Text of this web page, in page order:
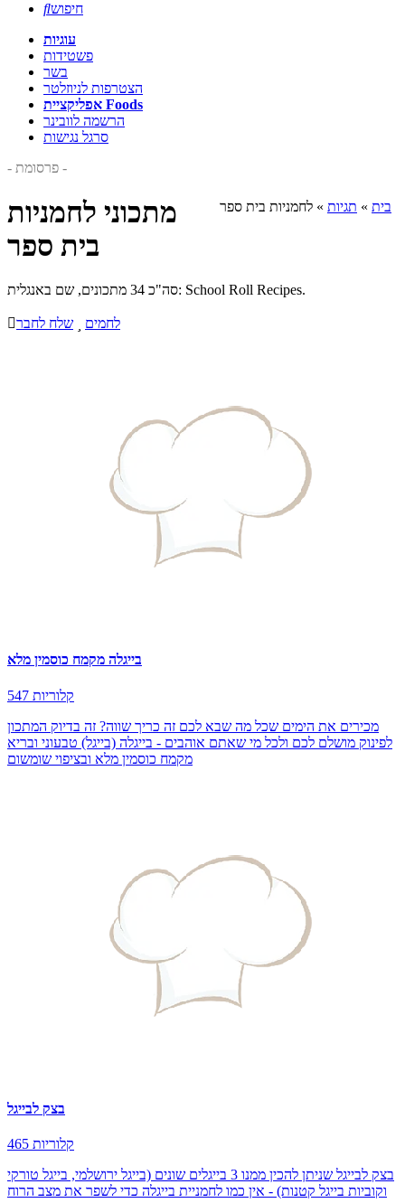
חיפוש
עוגיות
פשטידות
בשר
הצטרפות לניוזלטר
אפליקציית Foods
הרשמה לוובינר
סרגל נגישות
- פרסומת -
בית » תגיות » לחמניות בית ספר
מתכוני לחמניות
בית ספר
סה"כ 34 מתכונים, שם באנגלית: School Roll Recipes.
שלח לחבר לחמים
בייגלה מקמח כוסמין מלא
547 קלוריות
מכירים את הימים שכל מה שבא לכם זה כריך שווה? זה בדיוק המתכון
לפינוק מושלם לכם ולכל מי שאתם אוהבים - בייגלה (בייגל) טבעוני ובריא
מקמח כוסמין מלא ובציפוי שומשום
בצק לבייגל
465 קלוריות
בצק לבייגל שניתן להכין ממנו 3 בייגלים שונים (בייגל ירושלמי, בייגל טורקי
וקוביות בייגל קטנות) - אין כמו לחמניית בייגלה כדי לשפר את מצב הרוח